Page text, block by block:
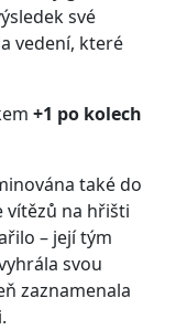
své
vedení, které
+1 po kolech
také do
vítězů na hřišti
– její tým
svou
zaznamenala